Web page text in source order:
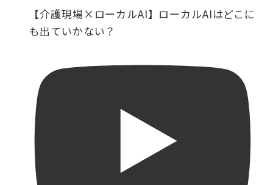
【介護現場×ローカルAI】ローカルAIはどこに
も出ていかない？